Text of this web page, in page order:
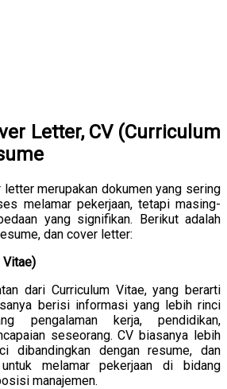
Letter, CV(Curriculum
letter merupakan dokumen yang sering
melamar pekerjaan, tetapi masing-
yang signifikan. Berikut adalah
dan cover letter:
Vitae)
dari Curriculum Vitae, yang berarti
berisi informasi yang lebih rinci
pengalaman kerja, pendidikan,
seseorang. CV biasanya lebih
dibandingkan dengan resume, dan
melamar pekerjaan di bidang
manajemen.